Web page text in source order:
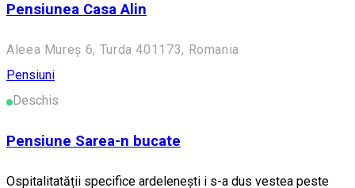
Pensiunea Casa Alin
Aleea Mureș 6, Turda 401173, Romania
Pensiuni
Deschis
Pensiune Sarea-n bucate
Ospitalitatății specifice ardelenești i s-a dus vestea peste